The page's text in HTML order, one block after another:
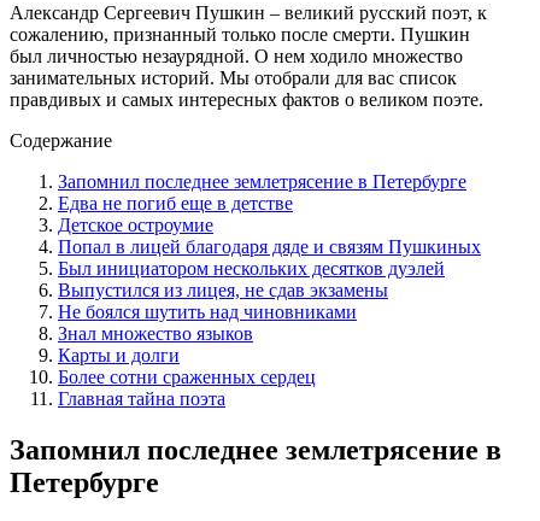
Александр Сергеевич Пушкин – великий русский поэт, к
сожалению, признанный только после смерти. Пушкин
был личностью незаурядной. О нем ходило множество
занимательных историй. Мы отобрали для вас список
правдивых и самых интересных фактов о великом поэте.
Содержание
Запомнил последнее землетрясение в Петербурге
Едва не погиб еще в детстве
Детское остроумие
Попал в лицей благодаря дяде и связям Пушкиных
Был инициатором нескольких десятков дуэлей
Выпустился из лицея, не сдав экзамены
Не боялся шутить над чиновниками
Знал множество языков
Карты и долги
Более сотни сраженных сердец
Главная тайна поэта
Запомнил последнее землетрясение в
Петербурге